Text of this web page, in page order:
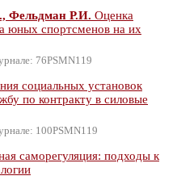
Фельдман Р.И. Оценка
юных спортсменов на их
76PSMN119
социальных установок
по контракту в силовые
100PSMN119
саморегуляция: подходы к